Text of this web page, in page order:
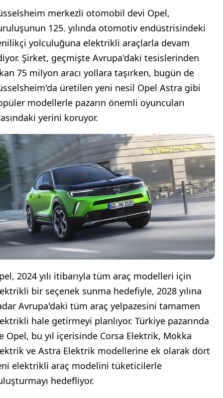
merkezli otomobil devi Opel,
125. yılında otomotiv endüstrisindeki
yolculuğuna elektrikli araçlarla devam
Şirket, geçmişte Avrupa'daki tesislerinden
75 milyon aracı yollara taşırken, bugün de
üretilen yeni nesil Opel Astra gibi
modellerle pazarın önemli oyuncuları
yerini koruyor.
2024 yılı itibarıyla tüm araç modelleri için
bir seçenek sunma hedefiyle, 2028 yılına
Avrupa'daki tüm araç yelpazesini tamamen
hale getirmeyi planlıyor. Türkiye pazarında
Opel, bu yıl içerisinde Corsa Elektrik, Mokka
ve Astra Elektrik modellerine ek olarak dört
elektrikli araç modelini tüketicilerle
hedefliyor.